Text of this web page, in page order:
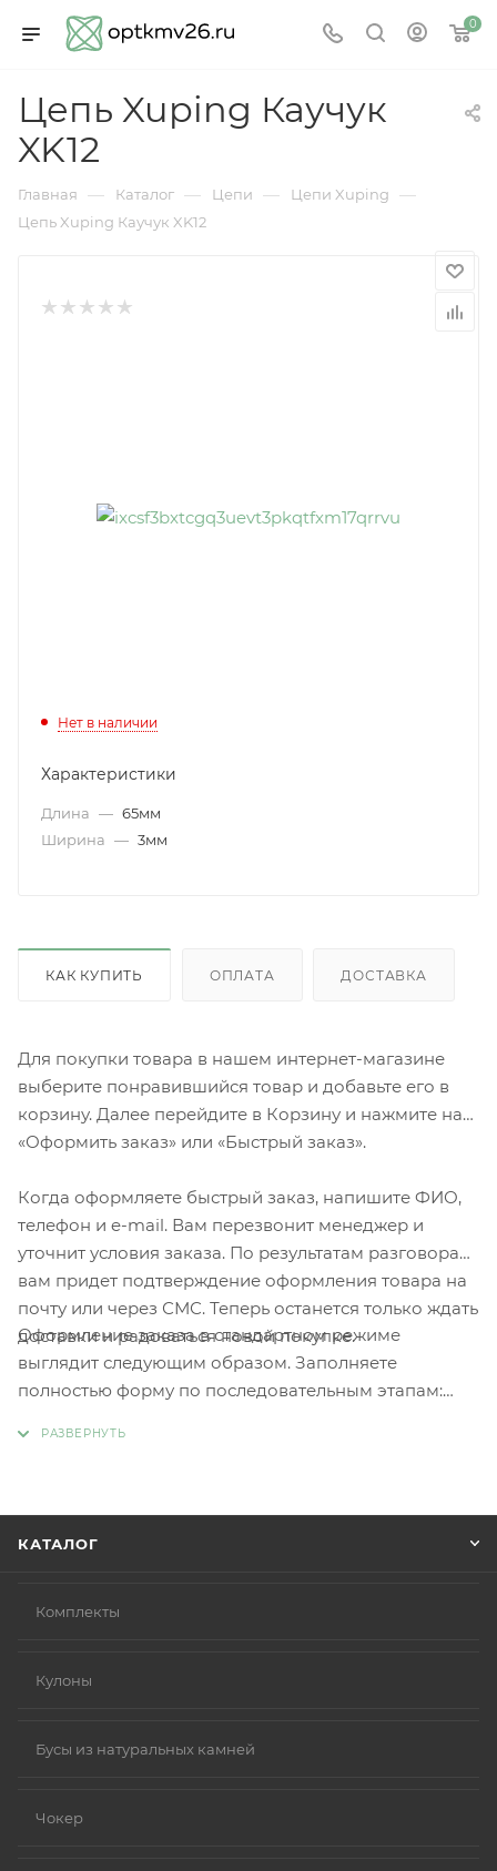
0
Цепь Xuping Каучук
XK12
Главная — Каталог — Цепи — Цепи Xuping —
Цепь Xuping Каучук XK12
Нет в наличии
Характеристики
Длина — 65мм
Ширина — 3мм
КАК КУПИТЬ ОПЛАТА ДОСТАВКА
Для покупки товара в нашем интернет-магазине
выберите понравившийся товар и добавьте его в
корзину. Далее перейдите в Корзину и нажмите на
«Оформить заказ» или «Быстрый заказ».
Когда оформляете быстрый заказ, напишите ФИО,
телефон и e-mail. Вам перезвонит менеджер и
уточнит условия заказа. По результатам разговора
вам придет подтверждение оформления товара на
почту или через СМС. Теперь останется только ждать
доставки и радоваться новой покупке.
Оформление заказа в стандартном режиме
выглядит следующим образом. Заполняете
полностью форму по последовательным этапам:
КАТАЛОГ
Комплекты
Кулоны
Бусы из натуральных камней
Чокер